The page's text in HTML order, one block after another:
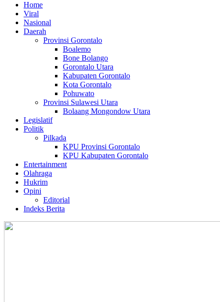
Home
Viral
Nasional
Daerah
Provinsi Gorontalo
Boalemo
Bone Bolango
Gorontalo Utara
Kabupaten Gorontalo
Kota Gorontalo
Pohuwato
Provinsi Sulawesi Utara
Bolaang Mongondow Utara
Legislatif
Politik
Pilkada
KPU Provinsi Gorontalo
KPU Kabupaten Gorontalo
Entertainment
Olahraga
Hukrim
Opini
Editorial
Indeks Berita